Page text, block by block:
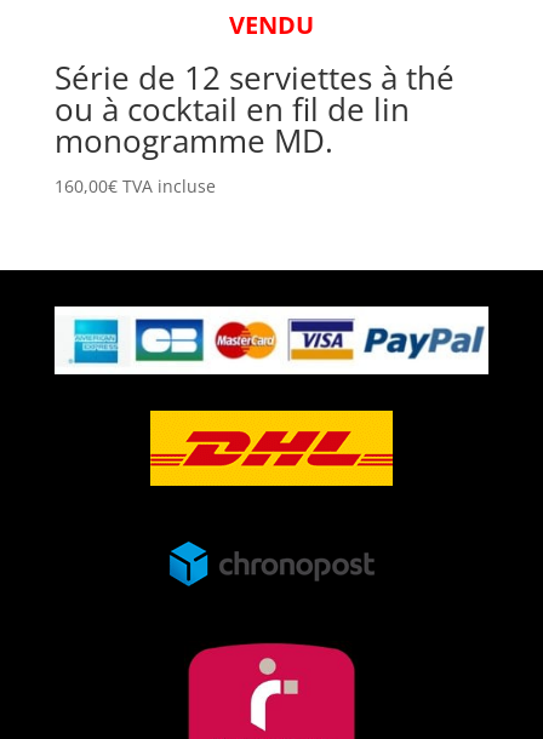
VENDU
Série de 12 serviettes à thé
ou à cocktail en fil de lin
monogramme MD.
160,00€ TVA incluse